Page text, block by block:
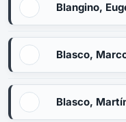
Blangino,
Blasco,
Blasco,